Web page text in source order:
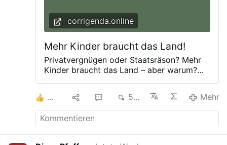
corrigenda.online
Mehr Kinder braucht das Land!
Privatvergnügen oder Staatsräson? Mehr
Kinder braucht das Land – aber warum?
Privatangelegenheit? Oder soll man sie aus
Staatsräson bekommen? Die eine wie die
andere Motivation erscheint
unbefriedigend. Unser Autor plädiert für
Fehlende eigene Kinder und Überalterung:
561 Mehr